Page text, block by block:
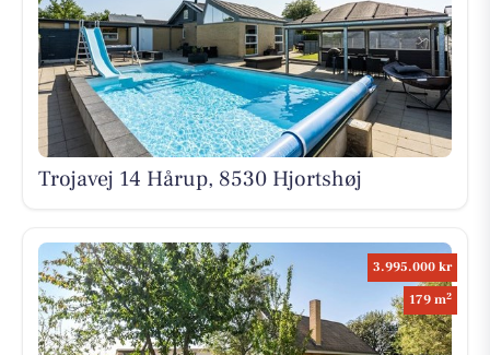
Trojavej 14 Hårup, 8530 Hjortshøj
3.995.000 kr
179 m2